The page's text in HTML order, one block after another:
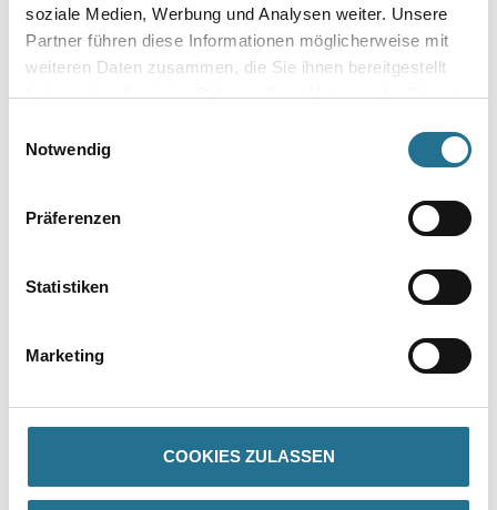
soziale Medien, Werbung und Analysen weiter. Unsere
Partner führen diese Informationen möglicherweise mit
weiteren Daten zusammen, die Sie ihnen bereitgestellt
haben oder die sie im Rahmen Ihrer Nutzung der Dienste
Notwendig
Präferenzen
Statistiken
Marketing
COOKIES ZULASSEN
Umrechnungsfaktoren
Zur Farbauswahl für Ihren Wunschfarbton
PRODUKTEIGENSCHAFTEN